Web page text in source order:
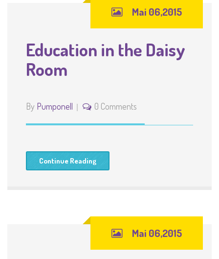
Mai 06,2015
Education in the Daisy
Room
By Pumponell 0 Comments
Continue Reading
Mai 06,2015